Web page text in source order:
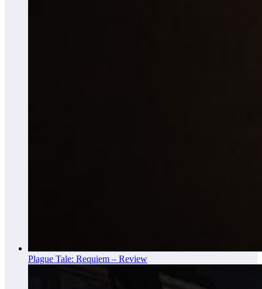
Plague Tale: Requiem – Review